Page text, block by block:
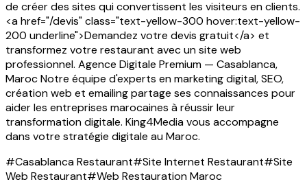
de créer des sites qui convertissent les visiteurs en clients.
<a href="/devis" class="text-yellow-300 hover:text-yellow-
200 underline">Demandez votre devis gratuit</a> et
transformez votre restaurant avec un site web
professionnel. Agence Digitale Premium — Casablanca,
Maroc Notre équipe d'experts en marketing digital, SEO,
création web et emailing partage ses connaissances pour
aider les entreprises marocaines à réussir leur
transformation digitale. King4Media vous accompagne
dans votre stratégie digitale au Maroc.
#Casablanca Restaurant#Site Internet Restaurant#Site
Web Restaurant#Web Restauration Maroc